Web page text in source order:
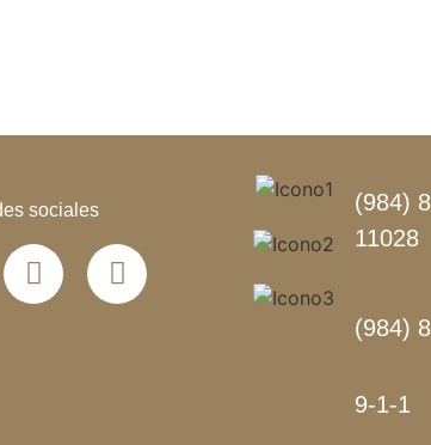
sociales
(984)
11028
(984)
9-1-1